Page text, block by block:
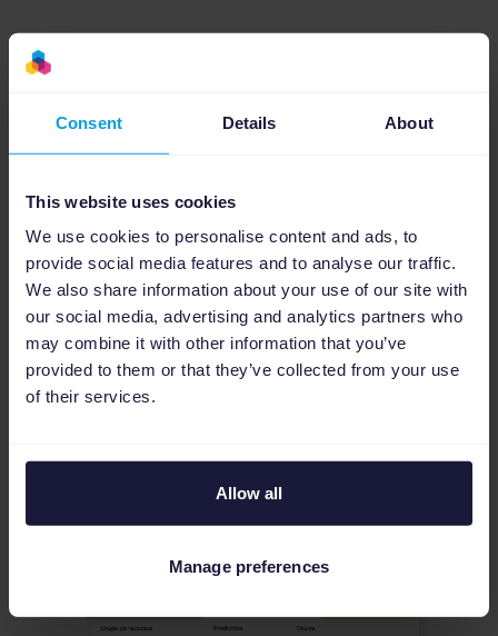
Consent Details About
This website uses cookies
We use cookies to personalise content and ads, to
provide social media features and to analyse our traffic.
We also share information about your use of our site with
our social media, advertising and analytics partners who
may combine it with other information that you’ve
provided to them or that they’ve collected from your use
of their services.
Allow all
Manage preferences
para varios canales
creando miles de campañas de PPC basadas en
el rendimiento en diferentes formatos y
plataformas publicitarias, como Google y Amazon
Ads. Podrás hacerlo directamente desde los
datos de tus productos importados a través de
nuestra conexión con Prestahop.
Saber más sobre optimización de
PPC